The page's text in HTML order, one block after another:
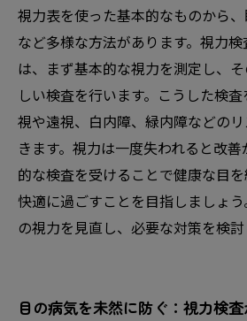
視力表を使った基本的なものから
など多様な方法があります。視力
は、まず基本的な視力を測定し、
しい検査を行います。こうした検
視や遠視、白内障、緑内障などの
きます。視力は一度失われると改
的な検査を受けることで健康な目
快適に過ごすことを目指しましょ
の視力を見直し、必要な対策を検討
目の病気を未然に防ぐ：視力検